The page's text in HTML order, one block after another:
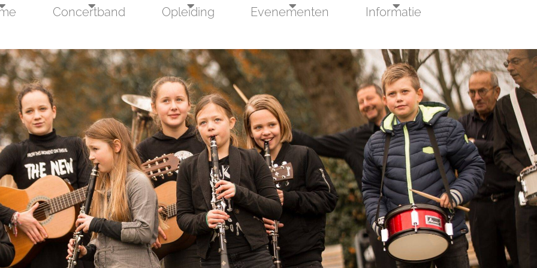
Concertband Opleiding Evenementen Informatie